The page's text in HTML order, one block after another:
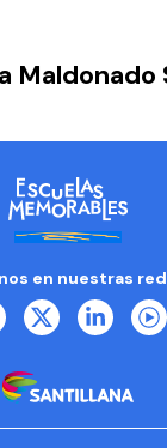
Maldonado
en nuestras